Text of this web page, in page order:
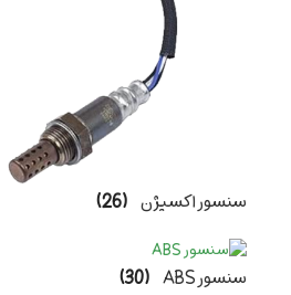
سنسور اکسیژن (26)
سنسور ABS (30)